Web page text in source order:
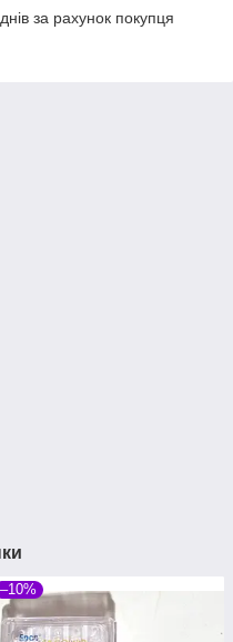
за рахунок покупця
–10%